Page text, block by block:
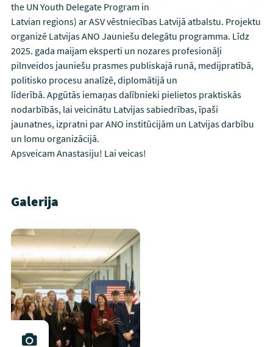
the UN Youth Delegate Program in
Latvian regions) ar ASV vēstniecības Latvijā atbalstu. Projektu
organizē Latvijas ANO Jauniešu delegātu programma. Līdz
2025. gada maijam eksperti un nozares profesionāļi
pilnveidos jauniešu prasmes publiskajā runā, medijpratībā,
politisko procesu analīzē, diplomātijā un
līderībā. Apgūtās iemaņas dalībnieki pielietos praktiskās
nodarbībās, lai veicinātu Latvijas sabiedrības, īpaši
jaunatnes, izpratni par ANO institūcijām un Latvijas darbību
un lomu organizācijā.
Apsveicam Anastasiju! Lai veicas!
Galerija